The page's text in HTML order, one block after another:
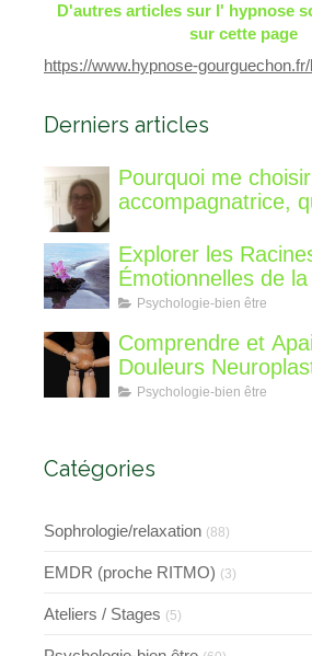
D'autres articles sur l' hypnose
sur cette page
https://www.hypnose-
Derniers articles
Pourquoi me
accompagnatrice,
différent?
Explorer les
Émotionnelles de
Poids : Un Voyage
Psychologie-bien être
Comprendre et
Douleurs
Approche avec
Psychologie-bien être
Catégories
Sophrologie/relaxation (88)
EMDR (proche RITMO) (3)
Ateliers / Stages (5)